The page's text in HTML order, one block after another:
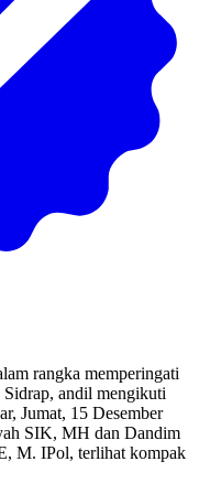
rangka memperingati
andil mengikuti
Jumat, 15 Desember
SIK, MH dan Dandim
M. IPol, terlihat kompak